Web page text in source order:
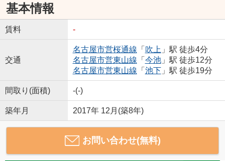
基本情報
賃料 -
交通
名古屋市営桜通線 「 吹上 」駅 徒歩4分
名古屋市営東山線 「 今池」駅 徒歩12分
名古屋市営東山線 「 池下」駅 徒歩19分
間取り(面積) -(-)
築年月 2017年 12月(築8年)
お問い合わせ(無料)